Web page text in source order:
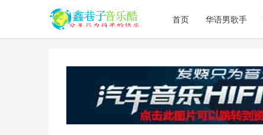
首页 华语男歌手